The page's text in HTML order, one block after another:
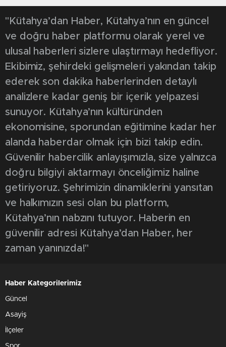
"Kütahya’dan Haber, Kütahya’nın en güncel
ve doğru haber platformu olarak yerel ve
ulusal haberleri sizlere ulaştırmayı hedefliyor.
Ekibimiz, şehirdeki gelişmeleri yakından takip
ederek son dakika haberlerinden detaylı
analizlere kadar geniş bir içerik yelpazesi
sunuyor. Kütahya’nın kültüründen
ekonomisine, sporundan eğitimine kadar her
alanda haberdar olmak için bizi takip edin.
Güvenilir habercilik anlayışımızla, size yalnızca
doğru bilgiyi aktarmayı önceliğimiz haline
getiriyoruz. Şehrimizin dinamiklerini yansıtan
ve halkımızın sesi olan bu platform,
Kütahya’nın nabzını tutuyor. Haberin en
güvenilir adresi Kütahya’dan Haber, her
zaman yanınızda!"
Haber Kategorilerimiz
Güncel
Asayiş
İlçeler